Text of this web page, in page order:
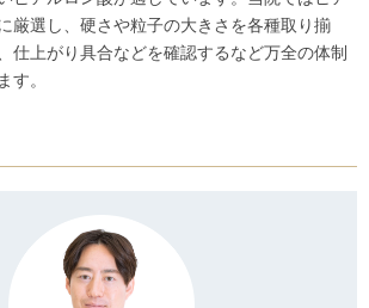
厳選し、硬さや粒子の大きさを各種取り揃
仕上がり具合などを確認するなど万全の体制
す。